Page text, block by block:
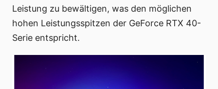
Leistung zu bewältigen, was den möglichen
hohen Leistungsspitzen der GeForce RTX 40-
Serie entspricht.